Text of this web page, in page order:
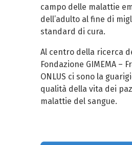
campo delle malattie
dell’adulto al fine di
standard di cura.
Al centro della ricerca
Fondazione GIMEMA –
ONLUS ci sono la
qualità della vita dei
malattie del sangue.